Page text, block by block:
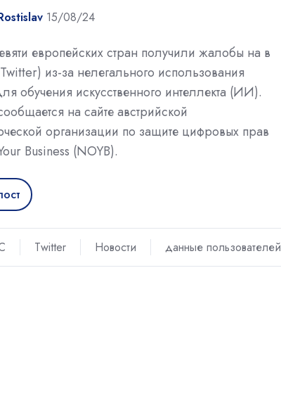
15/08/24
европейских стран получили жалобы на в
из-за нелегального использования
обучения искусственного интеллекта (ИИ).
на сайте австрийской
организации по защите цифровых прав
Business (NOYB).
Twitter Новости данные пользователей